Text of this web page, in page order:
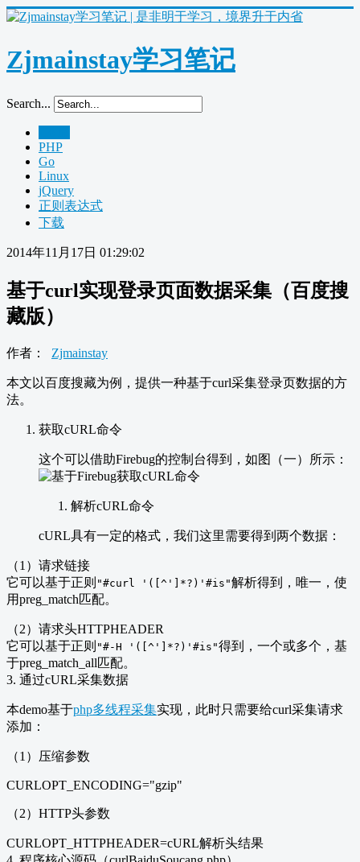
Zjmainstay学习笔记
Search...
PHP
Go
Linux
jQuery
正则表达式
下载
2014年11月17日 01:29:02
基于curl实现登录页面数据采集（百度搜
藏版）
作者： Zjmainstay
本文以百度搜藏为例，提供一种基于curl采集登录页数据的方
法。
获取cURL命令
这个可以借助Firebug的控制台得到，如图（一）所示：
解析cURL命令
cURL具有一定的格式，我们这里需要得到两个数据：
（1）请求链接
它可以基于正则 "#curl '([^']*?)'#is"解析得到，唯一，使
用preg_match匹配。
（2）请求头HTTPHEADER
它可以基于正则 "#-H '([^']*?)'#is"得到，一个或多个，基
于preg_match_all匹配。
3. 通过cURL采集数据
本demo基于php多线程采集实现，此时只需要给curl采集请求
添加：
（1）压缩参数
CURLOPT_ENCODING="gzip"
（2）HTTP头参数
CURLOPT_HTTPHEADER=cURL解析头结果